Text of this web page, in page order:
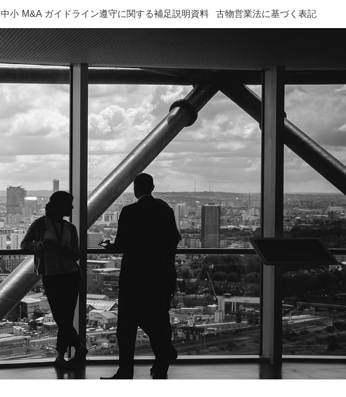
中小 M&A ガイドライン遵守に関する補足説明資料 古物営業法に基づく表記